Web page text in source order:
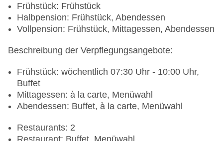
Frühstück: Frühstück
Halbpension: Frühstück, Abendessen
Vollpension: Frühstück, Mittagessen, Abendessen
Beschreibung der Verpflegungsangebote:
Frühstück: wöchentlich 07:30 Uhr - 10:00 Uhr,
Buffet
Mittagessen: à la carte, Menüwahl
Abendessen: Buffet, à la carte, Menüwahl
Restaurants: 2